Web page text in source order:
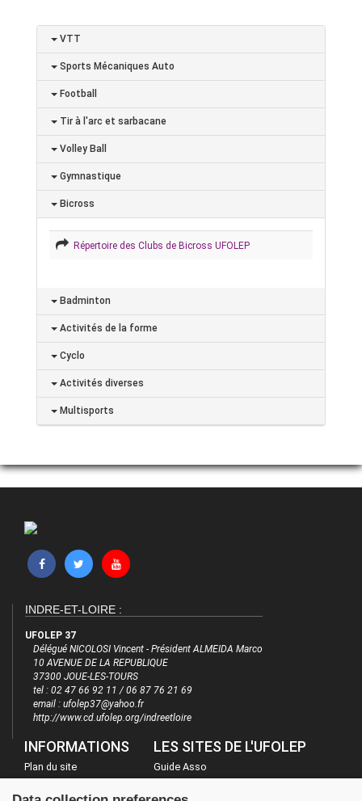
VTT
Sports Mécaniques Auto
Football
Tir à l'arc et sarbacane
Volley Ball
Gymnastique
Bicross
Répertoire des Clubs de Bicross UFOLEP
Badminton
Activités de la forme
Cyclo
Activités diverses
Multisports
INDRE-ET-LOIRE :
UFOLEP 37
Délégué NICOLOSI Vincent - Président ALMEIDA Marco
10 AVENUE DE LA REPUBLIQUE
37300 JOUE-LES-TOURS
tel : 02 47 66 92 11 / 06 87 76 21 69
email : ufolep37@yahoo.fr
http://www.cd.ufolep.org/indreetloire
INFORMATIONS
Plan du site
LES SITES DE L'UFOLEP
Guide Asso